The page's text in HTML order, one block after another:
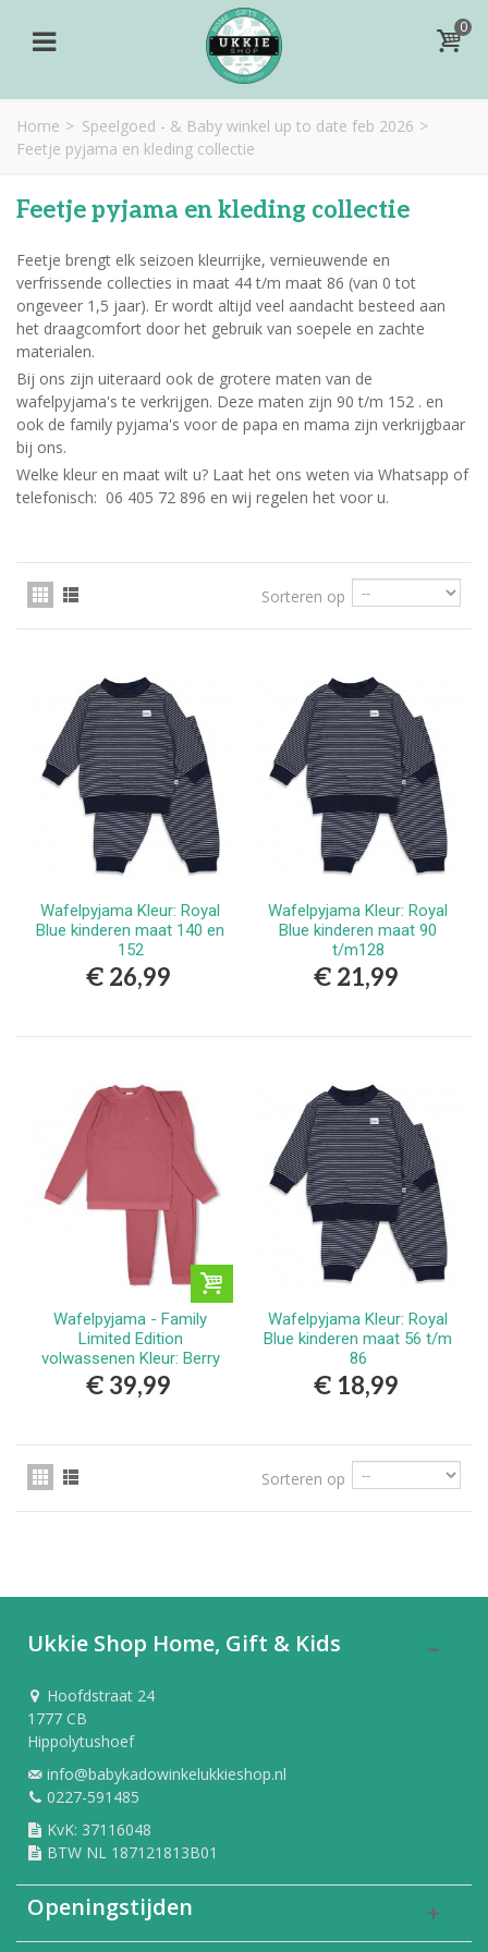
0
Home > Speelgoed - & Baby winkel up to date feb 2026 >
Feetje pyjama en kleding collectie
Feetje pyjama en kleding collectie
Feetje brengt elk seizoen kleurrijke, vernieuwende en
verfrissende collecties in maat 44 t/m maat 86 (van 0 tot
ongeveer 1,5 jaar). Er wordt altijd veel aandacht besteed aan
het draagcomfort door het gebruik van soepele en zachte
materialen.
Bij ons zijn uiteraard ook de grotere maten van de
wafelpyjama's te verkrijgen. Deze maten zijn 90 t/m 152 . en
ook de family pyjama's voor de papa en mama zijn verkrijgbaar
bij ons.
Welke kleur en maat wilt u? Laat het ons weten via Whatsapp of
telefonisch: 06 405 72 896 en wij regelen het voor u.
Sorteren op
Wafelpyjama Kleur: Royal
Blue kinderen maat 140 en
152
€ 26,99
Wafelpyjama Kleur: Royal
Blue kinderen maat 90
t/m128
€ 21,99
Wafelpyjama - Family
Limited Edition
volwassenen Kleur: Berry
(uitverkocht)
€ 39,99
Wafelpyjama Kleur: Royal
Blue kinderen maat 56 t/m
86
€ 18,99
Sorteren op
Ukkie Shop Home, Gift & Kids
Hoofdstraat 24
1777 CB
Hippolytushoef
info@babykadowinkelukkieshop.nl
0227-591485
KvK: 37116048
BTW NL 187121813B01
Openingstijden